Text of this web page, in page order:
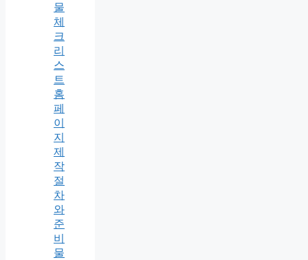
물
체
크
리
스
트
홈
페
이
지
제
작
절
차
와
준
비
물